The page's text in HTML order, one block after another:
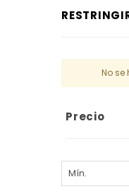
No
Precio